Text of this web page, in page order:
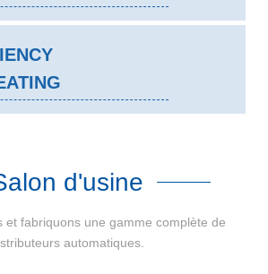
d'usine
et fabriquons une gamme complète de
automatiques.